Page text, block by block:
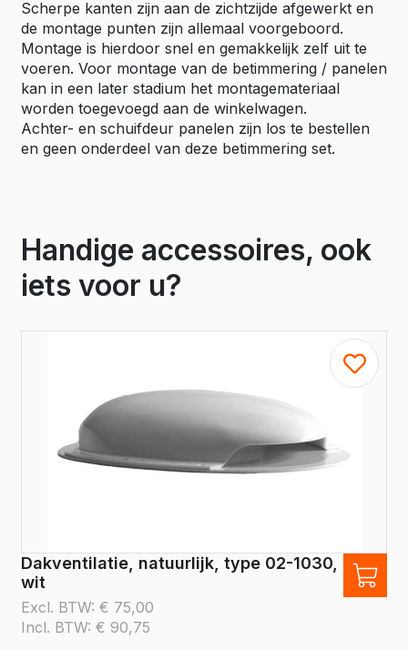
Scherpe kanten zijn aan de zichtzijde afgewerkt en
de montage punten zijn allemaal voorgeboord.
Montage is hierdoor snel en gemakkelijk zelf uit te
voeren. Voor montage van de betimmering / panelen
kan in een later stadium het montagemateriaal
worden toegevoegd aan de winkelwagen.
Achter- en schuifdeur panelen zijn los te bestellen
en geen onderdeel van deze betimmering set.
Handige accessoires, ook
iets voor u?
Dakventilatie, natuurlijk, type 02-1030,
wit
Excl. BTW: € 75,00
Incl. BTW: € 90,75